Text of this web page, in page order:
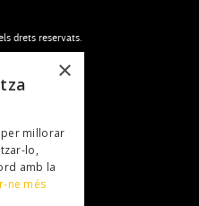
drets reservats.
×
millorar
lo,
amb la
ne més